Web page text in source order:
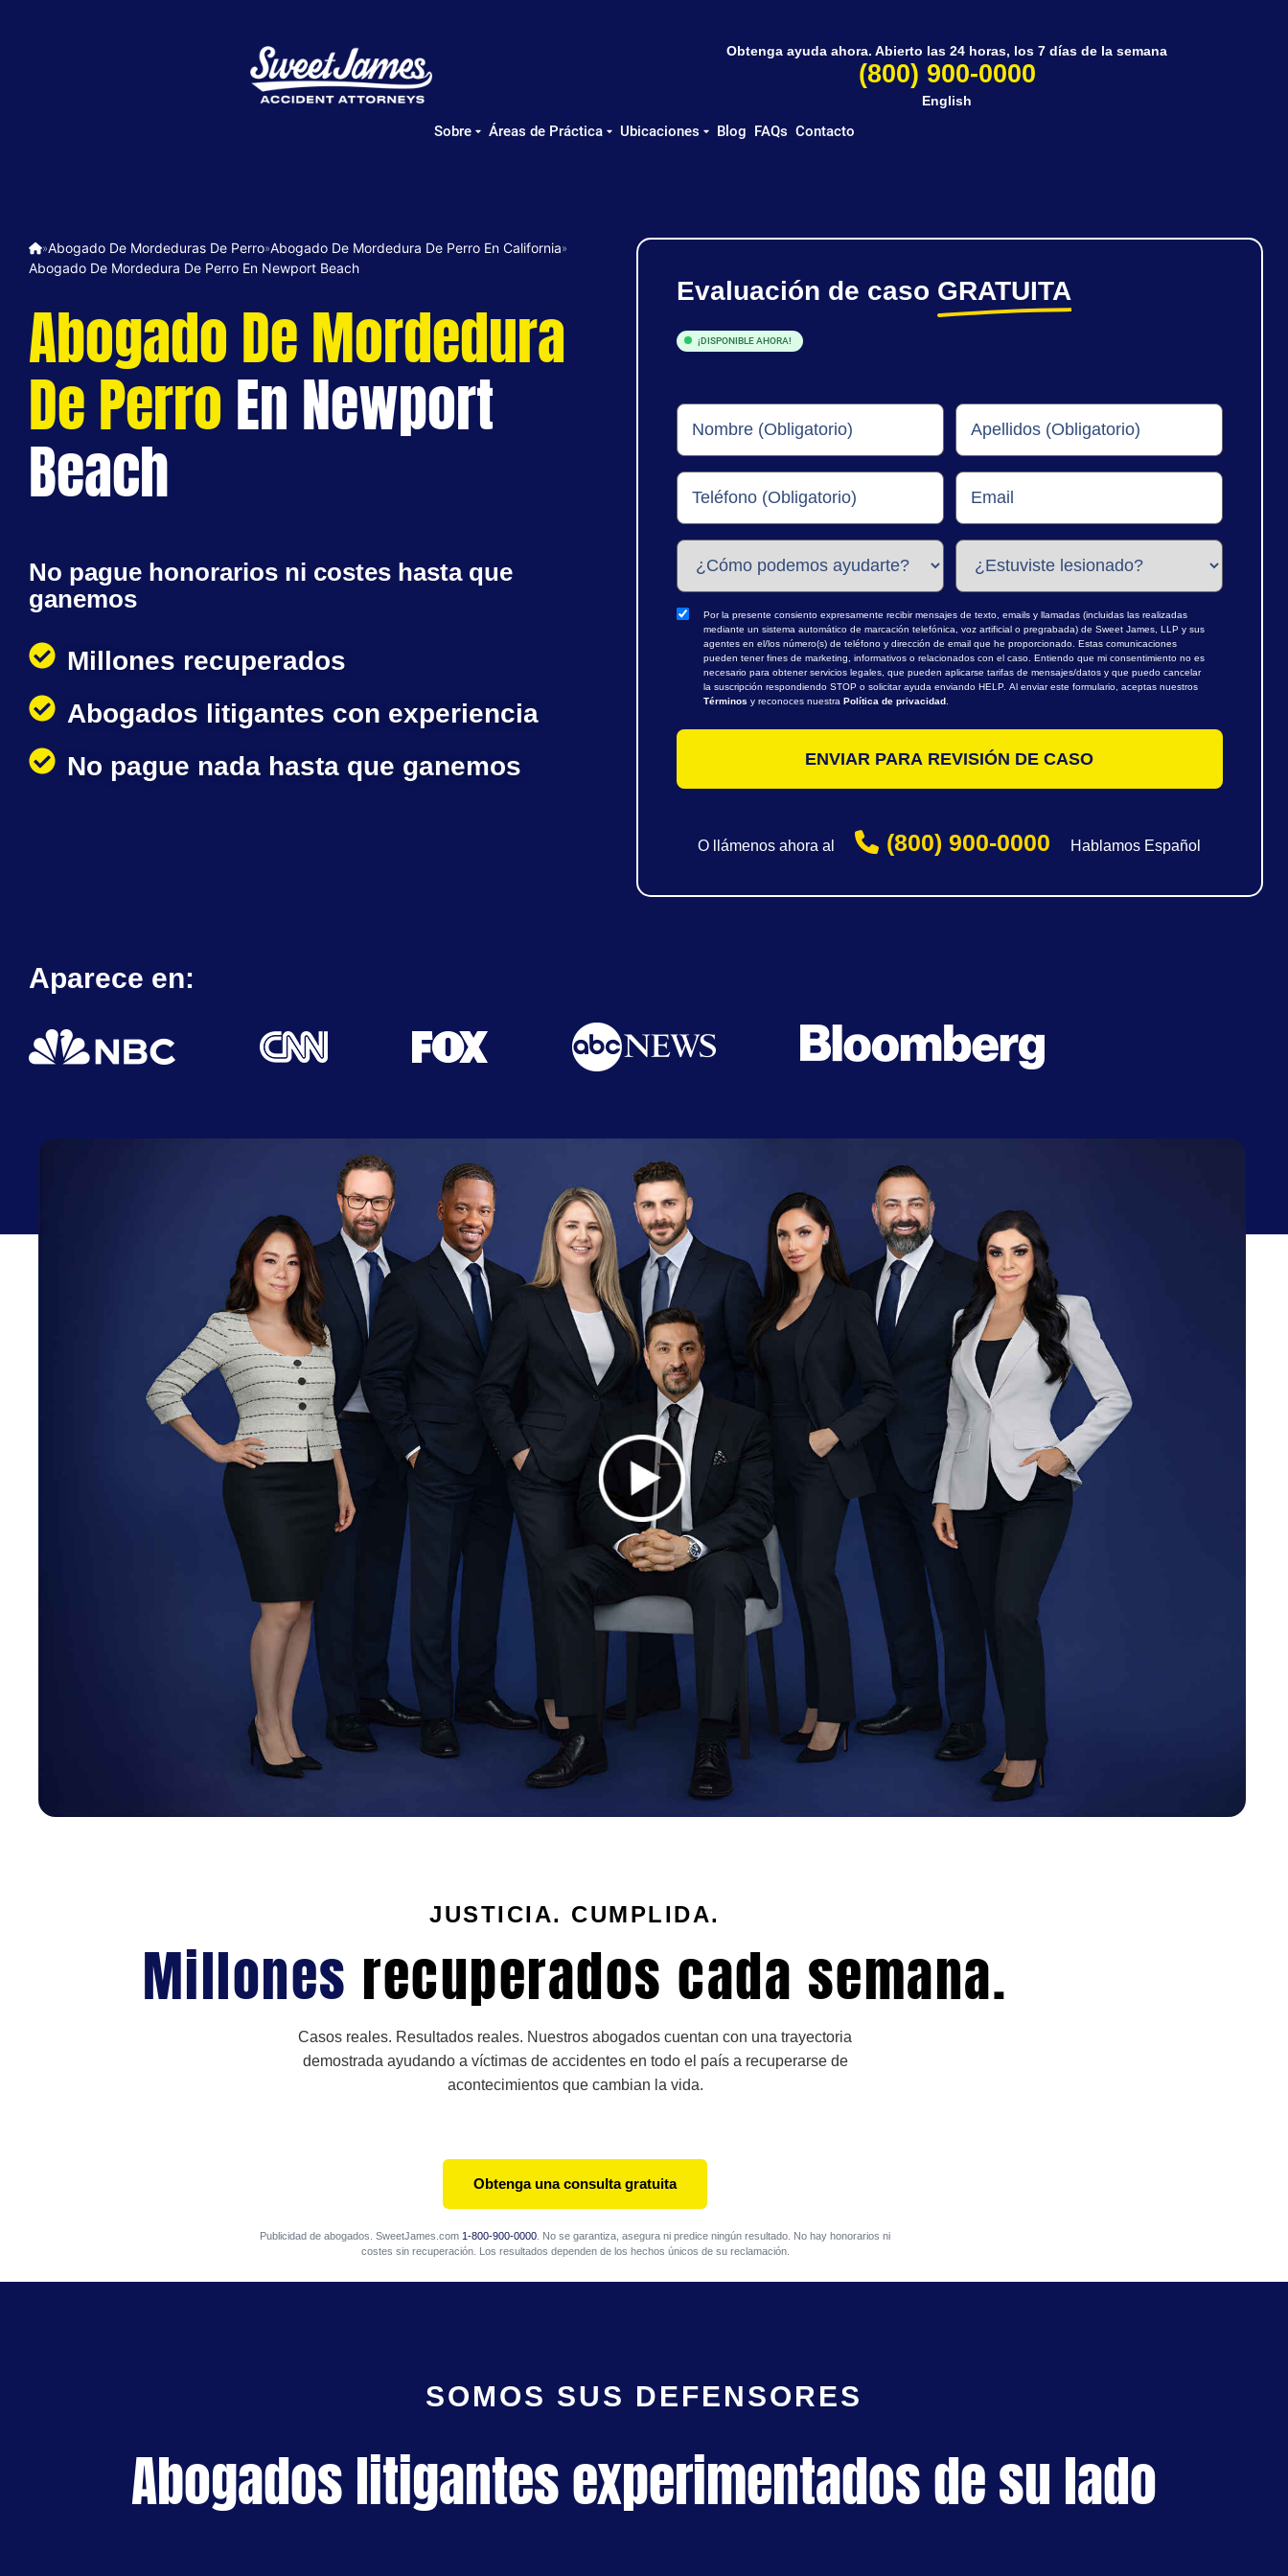
Sobre Áreas de Práctica Ubicaciones Blog FAQs Contacto
Obtenga ayuda ahora. Abierto las 24 horas, los 7 días de la semana
(800) 900-0000
English
»Abogado De Mordeduras De Perro»Abogado De Mordedura De Perro En California»
Abogado De Mordedura De Perro En Newport Beach
Abogado De Mordedura
De PerroEn Newport
Beach
No pague honorarios ni costes hasta que
ganemos
Millones recuperados
Abogados litigantes con experiencia
No pague nada hasta que ganemos
Evaluación de caso GRATUITA
¡DISPONIBLE AHORA!
Por la presente consiento expresamente recibir mensajes de texto, emails y llamadas (incluidas las realizadas
mediante un sistema automático de marcación telefónica, voz artificial o pregrabada) de Sweet James, LLP y sus
agentes en el/los número(s) de teléfono y dirección de email que he proporcionado. Estas comunicaciones
pueden tener fines de marketing, informativos o relacionados con el caso. Entiendo que mi consentimiento no es
necesario para obtener servicios legales, que pueden aplicarse tarifas de mensajes/datos y que puedo cancelar
la suscripción respondiendo STOP o solicitar ayuda enviando HELP. Al enviar este formulario, aceptas nuestros
Términos y reconoces nuestra Política de privacidad .
O llámenos ahora al (800) 900-0000 Hablamos Español
Aparece en:
JUSTICIA. CUMPLIDA.
Millones recuperados cada semana.
Casos reales. Resultados reales. Nuestros abogados cuentan con una trayectoria
demostrada ayudando a víctimas de accidentes en todo el país a recuperarse de
acontecimientos que cambian la vida.
Obtenga una consulta gratuita
Publicidad de abogados. SweetJames.com 1-800-900-0000 . No se garantiza, asegura ni predice ningún resultado. No hay honorarios ni
costes sin recuperación. Los resultados dependen de los hechos únicos de su reclamación.
SOMOS SUS DEFENSORES
Abogados litigantes experimentados de su lado